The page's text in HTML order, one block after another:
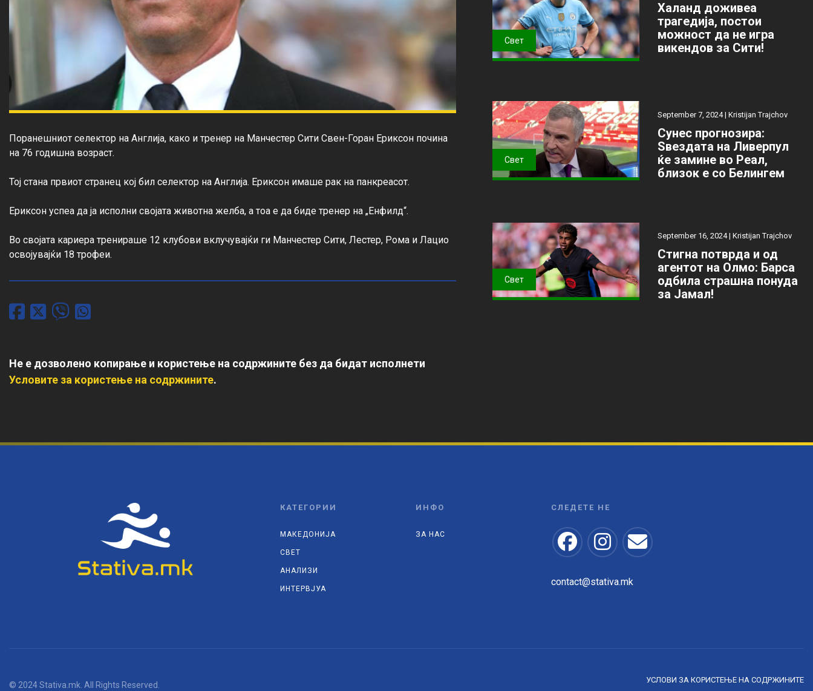
Поранешниот селектор на Англија, како и тренер на Манчестер Сити Свен-Горан Ериксон почина
на 76 годишна возраст.
Тој стана првиот странец кој бил селектор на Англија. Ериксон имаше рак на панкреасот.
Ериксон успеа да ја исполни својата животна желба, а тоа е да биде тренер на „Енфилд“.
Во својата кариера тренираше 12 клубови вклучувајќи ги Манчестер Сити, Лестер, Рома и Лацио
освојувајќи 18 трофеи.
Не е дозволено копирање и користење на содржините без да бидат исполнети
Условите за користење на содржините.
Свет
Халанд доживеа
трагедија, постои
можност да не игра
викендов за Сити!
Свет
September 7, 2024 | Kristijan Trajchov
Сунес прогнозира:
Ѕвездата на Ливерпул
ќе замине во Реал,
близок е со Белингем
Свет
September 16, 2024 | Kristijan Trajchov
Стигна потврда и од
агентот на Олмо: Барса
одбила страшна понуда
за Јамал!
КАТЕГОРИИ
МАКЕДОНИЈА
СВЕТ
АНАЛИЗИ
ИНТЕРВЈУА
ИНФО
ЗА НАС
СЛЕДЕТЕ НЕ
contact@stativa.mk
© 2024 Stativa.mk. All Rights Reserved.
УСЛОВИ ЗА КОРИСТЕЊЕ НА СОДРЖИНИТЕ